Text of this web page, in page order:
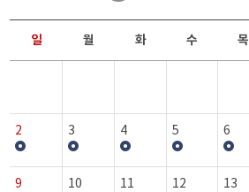
일 월 화 수 목
2 3 4 5 6
9 10 11 12 13